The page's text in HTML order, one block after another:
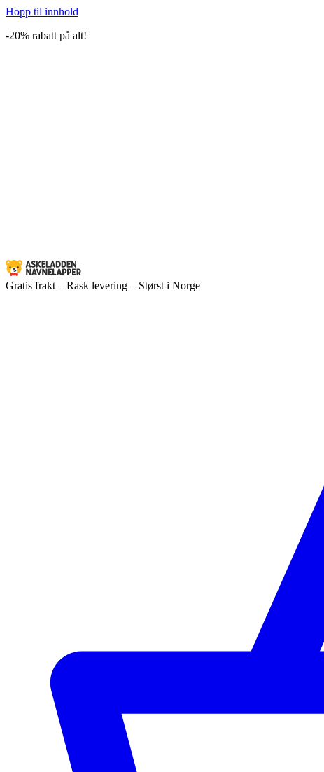
Hopp til innhold
-20% rabatt på alt!
Gratis frakt – Rask levering – Størst i Norge